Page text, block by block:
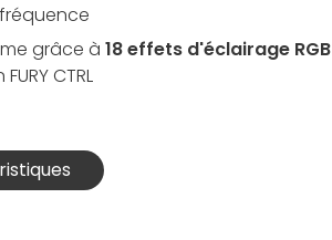
grâce à 18 effets d'éclairage RGB
CTRL